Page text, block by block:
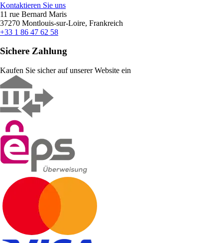
Kontaktieren Sie uns
11 rue Bernard Maris
37270 Montlouis-sur-Loire, Frankreich
+33 1 86 47 62 58
Sichere Zahlung
Kaufen Sie sicher auf unserer Website ein